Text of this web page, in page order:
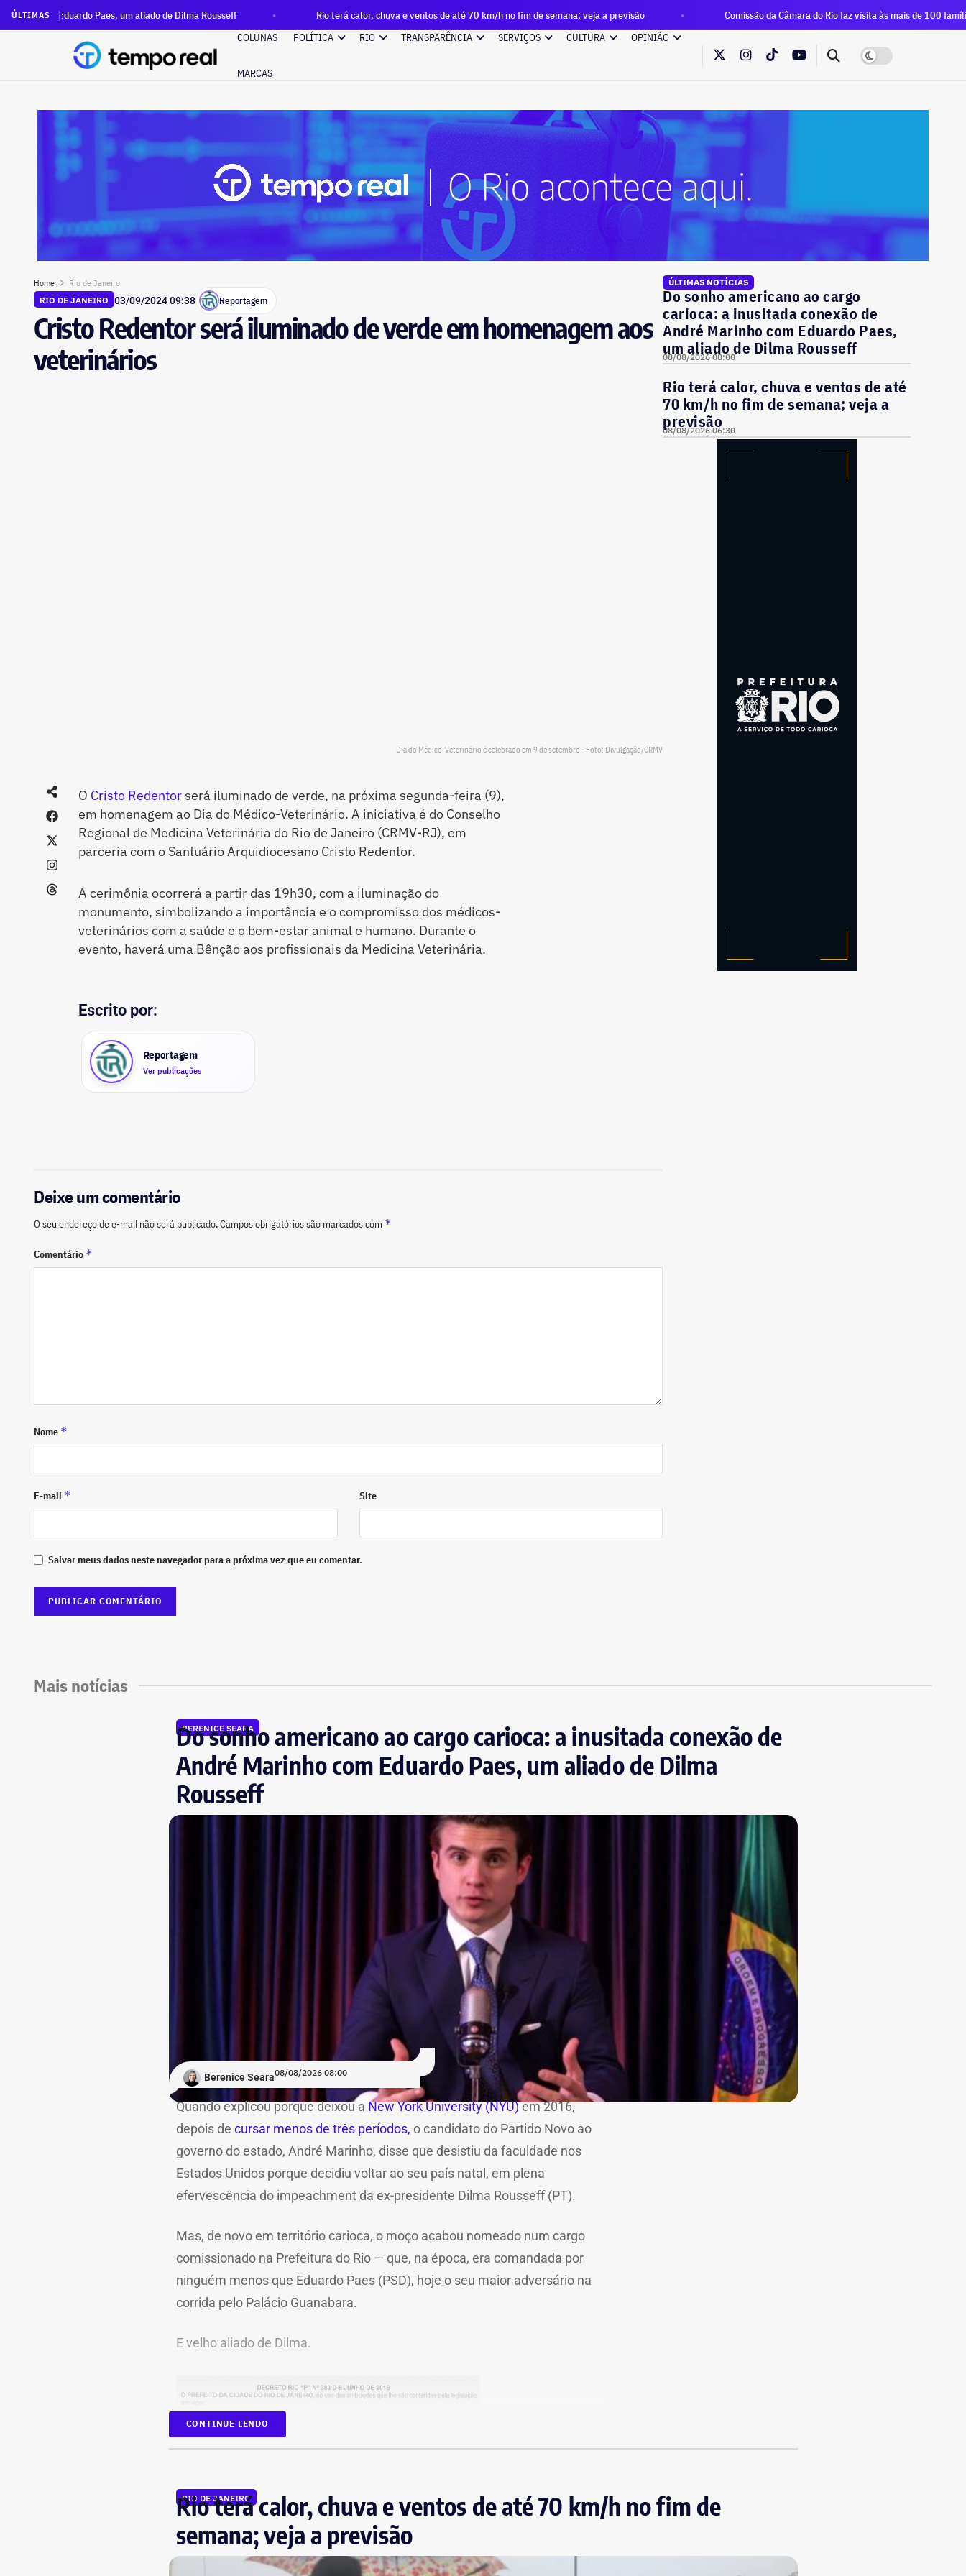
ÚLTIMAS
Paes, um aliado de Dilma Rousseff Rio terá calor, chuva e ventos de até 70 km/h no fim de semana; veja a previsão
Comissão da Câmara do Rio faz visita às mais de 100 famílias que ocuparam
COLUNAS
POLÍTICA RIO TRANSPARÊNCIA SERVIÇOS CULTURA OPINIÃO
MARCAS
Home
Rio de Janeiro
RIO DE JANEIRO 03/09/2024 09:38 Reportagem
Cristo Redentor será iluminado de verde em homenagem aos
veterinários
Dia do Médico-Veterinário é celebrado em 9 de setembro - Foto: Divulgação/CRMV
O Cristo Redentorserá iluminado de verde, na próxima segunda-feira (9),
em homenagem ao Dia do Médico-Veterinário. A iniciativa é do Conselho
Regional de Medicina Veterinária do Rio de Janeiro (CRMV-RJ), em
parceria com o Santuário Arquidiocesano Cristo Redentor.
A cerimônia ocorrerá a partir das 19h30, com a iluminação do
monumento, simbolizando a importância e o compromisso dos médicos-
veterinários com a saúde e o bem-estar animal e humano. Durante o
evento, haverá uma Bênção aos profissionais da Medicina Veterinária.
Escrito por:
Reportagem
Ver publicações
ÚLTIMAS NOTÍCIAS
Do sonho americano ao cargo
carioca: a inusitada conexão de
André Marinho com Eduardo Paes,
um aliado de Dilma Rousseff
08/08/2026 08:00
Rio terá calor, chuva e ventos de até
70 km/h no fim de semana; veja a
previsão
08/08/2026 06:30
Deixe um comentário
O seu endereço de e-mail não será publicado.Campos obrigatórios são marcados com *
Comentário *
Nome *
E-mail * Site
Salvar meus dados neste navegador para a próxima vez que eu comentar.
Mais notícias
BERENICE SEARA
Do sonho americano ao cargo carioca: a inusitada conexão de
André Marinho com Eduardo Paes, um aliado de Dilma
Rousseff
Berenice Seara08/08/2026 08:00
Quando explicou porque deixou a New York University (NYU)em 2016,
depois de cursar menos de três períodos, o candidato do Partido Novo ao
governo do estado, André Marinho, disse que desistiu da faculdade nos
Estados Unidos porque decidiu voltar ao seu país natal, em plena
efervescência do impeachment da ex-presidente Dilma Rousseff (PT).
Mas, de novo em território carioca, o moço acabou nomeado num cargo
comissionado na Prefeitura do Rio — que, na época, era comandada por
ninguém menos que Eduardo Paes (PSD), hoje o seu maior adversário na
corrida pelo Palácio Guanabara.
E velho aliado de Dilma.
Na Secretaria municipal da Casa Civil, André Marinho permaneceu até
dezembro. Marcelo Crivella (Republicanos) ganhou a eleição assumiu a
prefeitura e, passou o rodo nos cargos comissionados. No primeiro dia de
2017, o novo prefeito exonerou, de uma só tacada, todos os nomeados por
CONTINUE LENDO
RIO DE JANEIRO
Rio terá calor, chuva e ventos de até 70 km/h no fim de
semana; veja a previsão